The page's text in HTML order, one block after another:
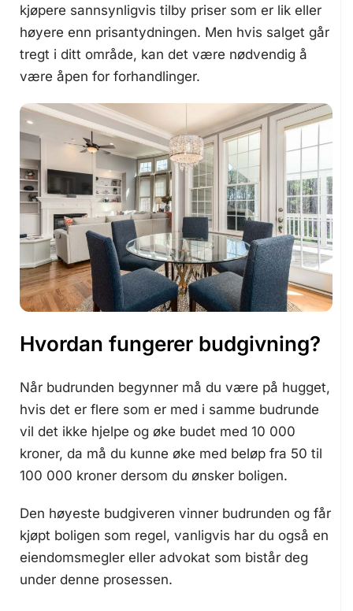
kjøpere sannsynligvis tilby priser som er lik eller
høyere enn prisantydningen. Men hvis salget går
tregt i ditt område, kan det være nødvendig å
være åpen for forhandlinger.
Hvordan fungerer budgivning?
Når budrunden begynner må du være på hugget,
hvis det er flere som er med i samme budrunde
vil det ikke hjelpe og øke budet med 10 000
kroner, da må du kunne øke med beløp fra 50 til
100 000 kroner dersom du ønsker boligen.
Den høyeste budgiveren vinner budrunden og får
kjøpt boligen som regel, vanligvis har du også en
eiendomsmegler eller advokat som bistår deg
under denne prosessen.